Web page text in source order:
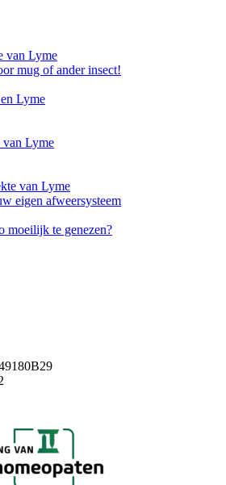
van Lyme
mug of ander insect!
Lyme
van Lyme
van Lyme
eigen afweersysteem
moeilijk te genezen?